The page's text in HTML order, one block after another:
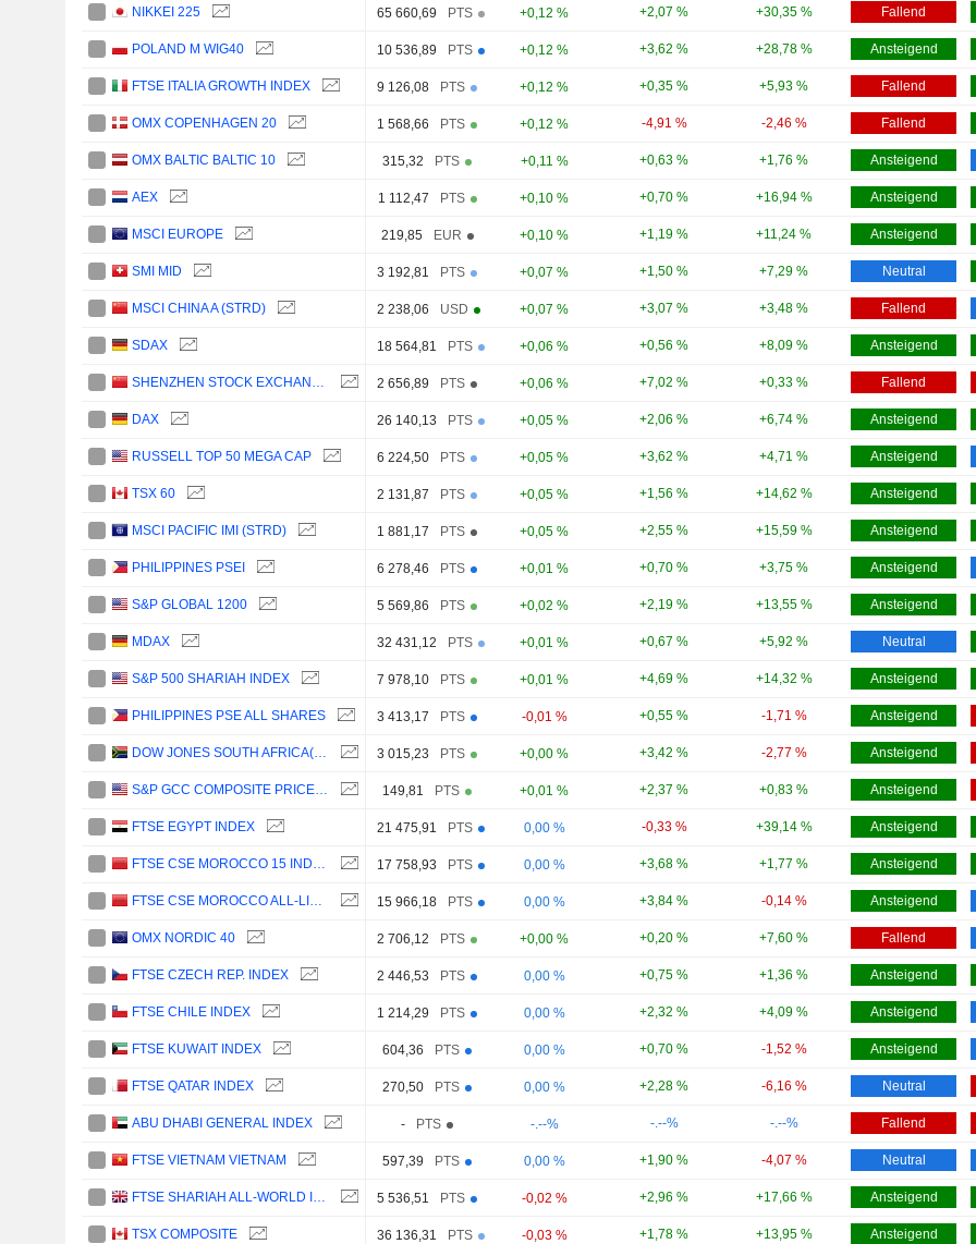
NIKKEI 225 65 660,69 PTS +0,12 % +2,07 % +30,35 % Fallend
POLAND M WIG40 10 536,89 PTS +0,12 % +3,62 % +28,78 % Ansteigend
FTSE ITALIA GROWTH INDEX 9 126,08 PTS +0,12 % +0,35 % +5,93 % Fallend
OMX COPENHAGEN 20 1 568,66 PTS +0,12 % -4,91 % -2,46 % Fallend
OMX BALTIC BALTIC 10 315,32 PTS +0,11 % +0,63 % +1,76 % Ansteigend
AEX 1 112,47 PTS +0,10 % +0,70 % +16,94 % Ansteigend
MSCI EUROPE 219,85 EUR +0,10 % +1,19 % +11,24 % Ansteigend
SMI MID 3 192,81 PTS +0,07 % +1,50 % +7,29 % Neutral
MSCI CHINA A (STRD) 2 238,06 USD +0,07 % +3,07 % +3,48 % Fallend
SDAX 18 564,81 PTS +0,06 % +0,56 % +8,09 % Ansteigend
SHENZHEN STOCK EXCHANGE A SHARE INDEX 2 656,89 PTS +0,06 % +7,02 % +0,33 % Fallend
DAX 26 140,13 PTS +0,05 % +2,06 % +6,74 % Ansteigend
RUSSELL TOP 50 MEGA CAP 6 224,50 PTS +0,05 % +3,62 % +4,71 % Ansteigend
TSX 60 2 131,87 PTS +0,05 % +1,56 % +14,62 % Ansteigend
MSCI PACIFIC IMI (STRD) 1 881,17 PTS +0,05 % +2,55 % +15,59 % Ansteigend
PHILIPPINES PSEI 6 278,46 PTS +0,01 % +0,70 % +3,75 % Ansteigend
S&P GLOBAL 1200 5 569,86 PTS +0,02 % +2,19 % +13,55 % Ansteigend
MDAX 32 431,12 PTS +0,01 % +0,67 % +5,92 % Neutral
S&P 500 SHARIAH INDEX 7 978,10 PTS +0,01 % +4,69 % +14,32 % Ansteigend
PHILIPPINES PSE ALL SHARES 3 413,17 PTS -0,01 % +0,55 % -1,71 % Ansteigend
DOW JONES SOUTH AFRICA(ZAR) 3 015,23 PTS +0,00 % +3,42 % -2,77 % Ansteigend
S&P GCC COMPOSITE PRICE (USD) 149,81 PTS +0,01 % +2,37 % +0,83 % Ansteigend
FTSE EGYPT INDEX 21 475,91 PTS 0,00 % -0,33 % +39,14 % Ansteigend
FTSE CSE MOROCCO 15 INDEX 17 758,93 PTS 0,00 % +3,68 % +1,77 % Ansteigend
FTSE CSE MOROCCO ALL-LIQUID INDEX 15 966,18 PTS 0,00 % +3,84 % -0,14 % Ansteigend
OMX NORDIC 40 2 706,12 PTS +0,00 % +0,20 % +7,60 % Fallend
FTSE CZECH REP. INDEX 2 446,53 PTS 0,00 % +0,75 % +1,36 % Ansteigend
FTSE CHILE INDEX 1 214,29 PTS 0,00 % +2,32 % +4,09 % Ansteigend
FTSE KUWAIT INDEX 604,36 PTS 0,00 % +0,70 % -1,52 % Ansteigend
FTSE QATAR INDEX 270,50 PTS 0,00 % +2,28 % -6,16 % Neutral
ABU DHABI GENERAL INDEX - PTS -.--% -.--% -.--% Fallend
FTSE VIETNAM VIETNAM 597,39 PTS 0,00 % +1,90 % -4,07 % Neutral
FTSE SHARIAH ALL-WORLD INDEX 5 536,51 PTS -0,02 % +2,96 % +17,66 % Ansteigend
TSX COMPOSITE 36 136,31 PTS -0,03 % +1,78 % +13,95 % Ansteigend